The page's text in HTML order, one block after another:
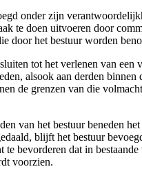
onder zijn
te doen uitvoeren door
door het bestuur worden
tot het verlenen van een
alsook aan derden binnen
de grenzen van die
van het bestuur beneden
blijft het bestuur
te bevorderen dat in bestaande
voorzien.